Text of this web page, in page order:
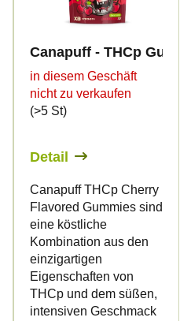
- Black Currant
Canapuff - THCp
in diesem Geschäft
nicht zu verkaufen
(>5 St)
Detail
Canapuff THCp Cherry
Flavored Gummies sind
eine köstliche
Kombination aus den
einzigartigen
Eigenschaften von
THCp und dem süßen,
intensiven Geschmack